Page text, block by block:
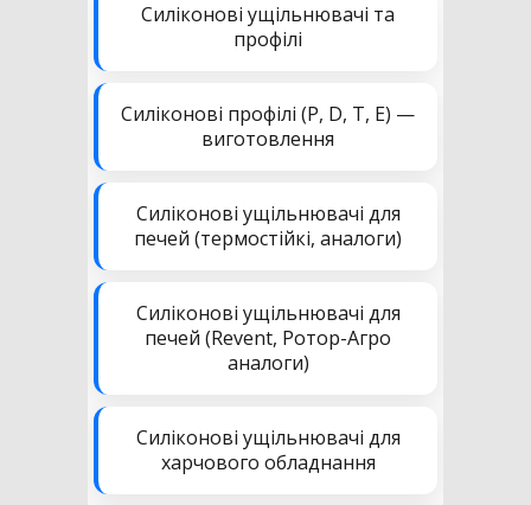
Силіконові ущільнювачі та
профілі
Силіконові профілі (P, D, T, E) —
виготовлення
Силіконові ущільнювачі для
печей (термостійкі, аналоги)
Силіконові ущільнювачі для
печей (Revent, Ротор-Агро
аналоги)
Силіконові ущільнювачі для
харчового обладнання